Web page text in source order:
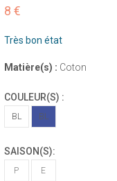
8 €
Très bon état
Matière(s) : Coton
COULEUR(S) :
BL BL
SAISON(S):
P E